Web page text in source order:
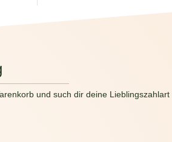
und such dir deine Lieblingszahlart